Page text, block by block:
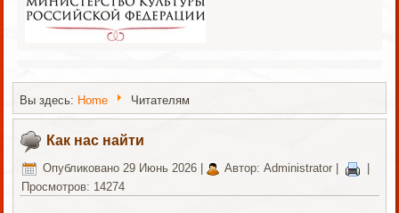
Вы здесь: Home Читателям
Как нас найти
Опубликовано 29 Июнь 2026 Автор: Administrator
Просмотров: 14274